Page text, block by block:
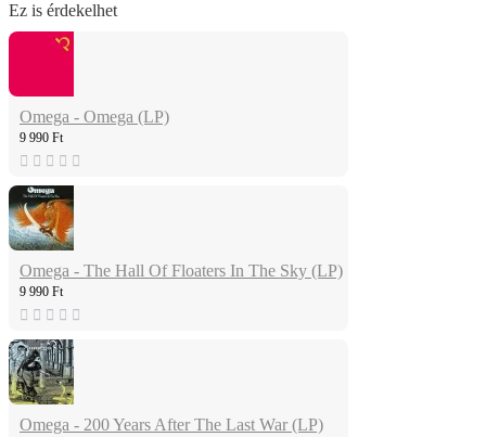
Ez is érdekelhet
Omega - Omega (LP)
9 990 Ft
Omega - The Hall Of Floaters In The Sky (LP)
9 990 Ft
Omega - 200 Years After The Last War (LP)